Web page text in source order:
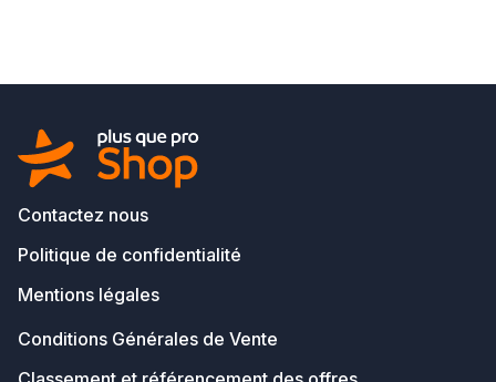
Contactez nous
Politique de confidentialité
Mentions légales
Conditions Générales de Vente